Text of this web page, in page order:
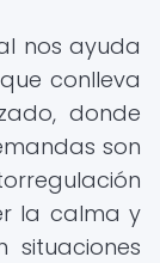
nos ayuda
conlleva
donde
son
la calma y
situaciones